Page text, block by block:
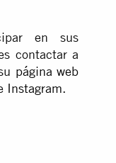
en sus
contactar a
página web
Instagram.